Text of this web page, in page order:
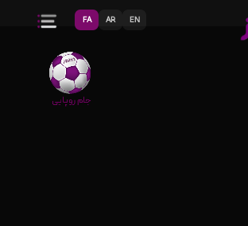
FA AR EN